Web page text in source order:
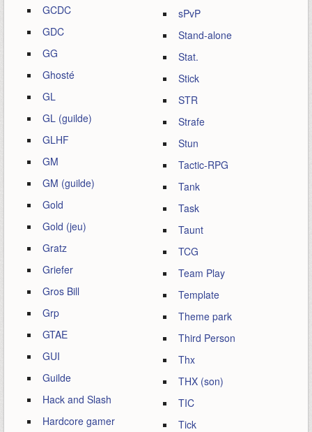
GCDC
GDC
GG
Ghosté
GL
GL (guilde)
GLHF
GM
GM (guilde)
Gold
Gold (jeu)
Gratz
Griefer
Gros Bill
Grp
GTAE
GUI
Guilde
Hack and Slash
Hardcore gamer
sPvP
Stand-alone
Stat.
Stick
STR
Strafe
Stun
Tactic-RPG
Tank
Task
Taunt
TCG
Team Play
Template
Theme park
Third Person
Thx
THX (son)
TIC
Tick